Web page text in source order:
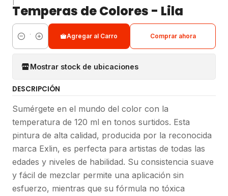
Temperas de Colores - Lila
Cantidad
Agregar al Carro Comprar ahora
Mostrar stock de ubicaciones
DESCRIPCIÓN
Sumérgete en el mundo del color con la
temperatura de 120 ml en tonos surtidos. Esta
pintura de alta calidad, producida por la reconocida
marca Exlin, es perfecta para artistas de todas las
edades y niveles de habilidad. Su consistencia suave
y fácil de mezclar permite una aplicación sin
esfuerzo, mientras que su fórmula no tóxica